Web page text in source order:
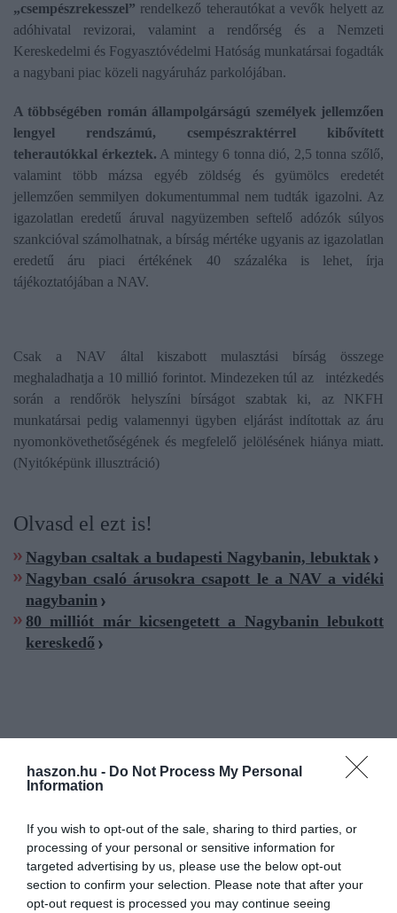
haszon.hu - Do Not Process My Personal
Information
If you wish to opt-out of the sale, sharing to third parties, or
processing of your personal or sensitive information for
targeted advertising by us, please use the below opt-out
section to confirm your selection. Please note that after your
opt-out request is processed you may continue seeing
„csempészrekesszel” rendelkező teherautókat a vevők helyett az
adóhivatal revizorai, valamint a rendőrség és a Nemzeti
Kereskedelmi és Fogyasztóvédelmi Hatóság munkatársai fogadták
a nagybani piac közeli nagyáruház parkolójában.
A többségében román állampolgárságú személyek jellemzően
lengyel rendszámú, csempészraktérrel kibővített
teherautókkal érkeztek. A mintegy 6 tonna dió, 2,5 tonna szőlő,
valamint több mázsa egyéb zöldség és gyümölcs eredetét
jellemzően semmilyen dokumentummal nem tudták igazolni. Az
igazolatlan eredetű áruval nagyüzemben seftelő adózók súlyos
szankcióval számolhatnak, a bírság mértéke ugyanis az igazolatlan
eredetű áru piaci értékének 40 százaléka is lehet, írja
tájékoztatójában a NAV.
Csak a NAV által kiszabott mulasztási bírság összege
meghaladhatja a 10 millió forintot. Mindezeken túl az intézkedés
során a rendőrök helyszíni bírságot szabtak ki, az NKFH
munkatársai pedig valamennyi ügyben eljárást indítottak az áru
nyomonkövethetőségének és megfelelő jelölésének hiánya miatt.
(Nyitóképünk illusztráció)
Olvasd el ezt is!
Nagyban csaltak a budapesti Nagybanin, lebuktak
Nagyban csaló árusokra csapott le a NAV a vidéki
nagybanin
80 milliót már kicsengetett a Nagybanin lebukott
kereskedő
csempész